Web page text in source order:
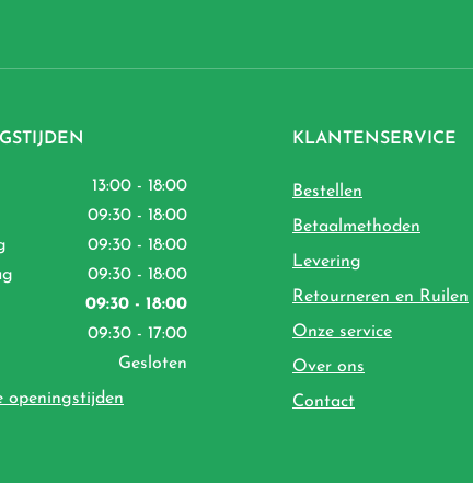
13:00 - 18:00
09:30 - 18:00
09:30 - 18:00
09:30 - 18:00
09:30 - 18:00
09:30 - 17:00
Gesloten
openingstijden
KLANTENSERVICE
Bestellen
Betaalmethoden
Levering
Retourneren en Ruilen
Onze service
Over ons
Contact